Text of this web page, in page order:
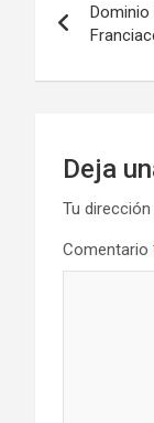
de
Dominio
Deja
Tu
Comentario